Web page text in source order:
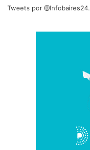
Tweets por @Infobaires24.